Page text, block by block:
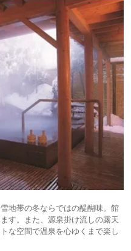
地帯の冬ならではの醍醐味。館
す。また、源泉掛け流しの露天
な空間で温泉を心ゆくまで楽し